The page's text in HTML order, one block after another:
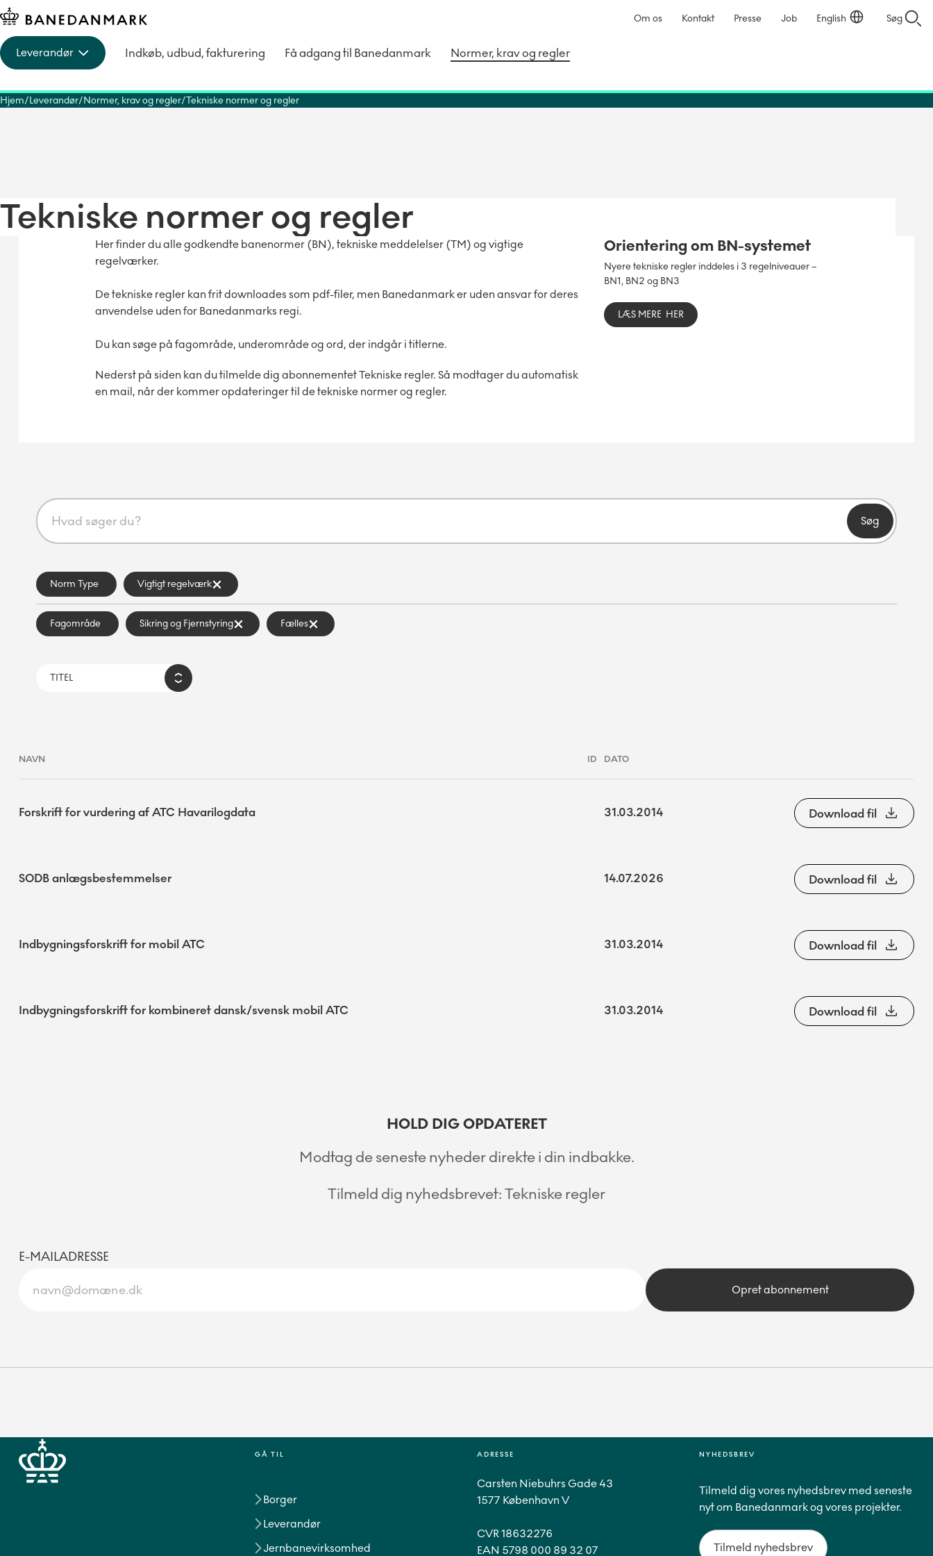
Leverandør Indkøb, udbud, fakturering Få adgang til Banedanmark Normer, krav og regler
Om os Kontakt Presse Job English Søg
Hjem Leverandør Normer, krav og regler Tekniske normer og regler
Tekniske normer og regler
Her finder du alle godkendte banenormer (BN), tekniske meddelelser (TM) og vigtige
regelværker.
De tekniske regler kan frit downloades som pdf-filer, men Banedanmark er uden ansvar for deres
anvendelse uden for Banedanmarks regi.
Du kan søge på fagområde, underområde og ord, der indgår i titlerne.
Nederst på siden kan du tilmelde dig abonnementet Tekniske regler. Så modtager du automatisk
en mail, når der kommer opdateringer til de tekniske normer og regler.
Orientering om BN-systemet
Nyere tekniske regler inddeles i 3 regelniveauer –
BN1, BN2 og BN3
LÆS MERE HER
Søg
Norm Type Vigtigt regelværk
Fagområde Sikring og Fjernstyring Fælles
NAVN ID DATO
Forskrift for vurdering af ATC Havarilogdata 31.03.2014 Download fil
SODB anlægsbestemmelser 14.07.2026 Download fil
Indbygningsforskrift for mobil ATC 31.03.2014 Download fil
Indbygningsforskrift for kombineret dansk/svensk mobil ATC 31.03.2014 Download fil
HOLD DIG OPDATERET
Modtag de seneste nyheder direkte i din indbakke.
Tilmeld dig nyhedsbrevet: Tekniske regler
E-MAILADRESSE
Opret abonnement
GÅ TIL
Borger
Leverandør
Jernbanevirksomhed
ADRESSE
Carsten Niebuhrs Gade 43
1577 København V
CVR 18632276
EAN 5798 000 89 32 07
NYHEDSBREV
Tilmeld dig vores nyhedsbrev med seneste
nyt om Banedanmark og vores projekter.
Tilmeld nyhedsbrev